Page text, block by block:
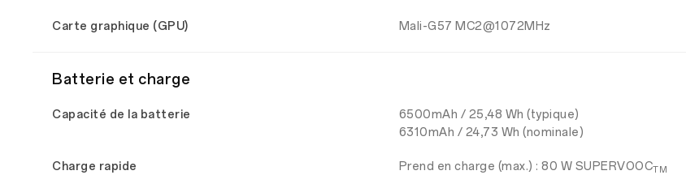
Carte graphique (GPU) Mali-G57 MC2@1072MHz
Batterie et charge
Capacité de la batterie
6500mAh / 25,48 Wh (typique)
6310mAh / 24,73 Wh (nominale)
Charge rapide Prend en charge (max.) : 80 W SUPERVOOCTM